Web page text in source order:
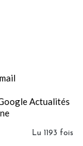
Lu 1193 fois